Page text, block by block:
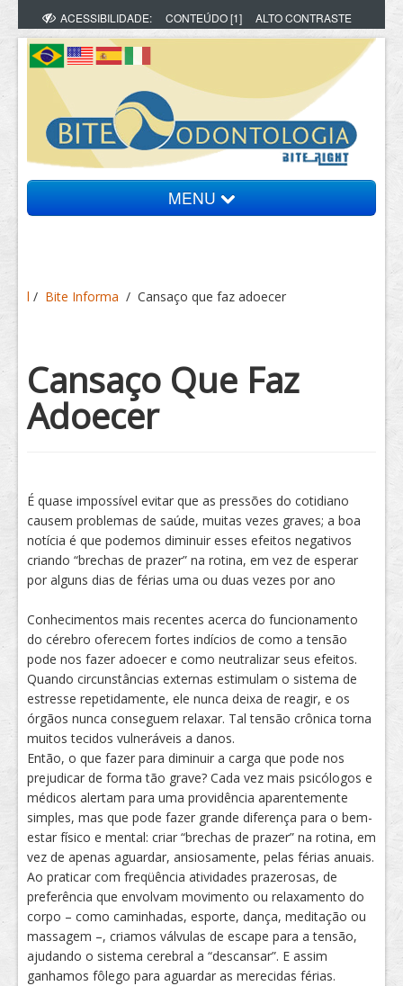
ACESSIBILIDADE: CONTEÚDO [1] ALTO CONTRASTE
MENU
Vídeos
Tratamento
l / Bite Informa / Cansaço que faz adoecer
Cansaço Que Faz
Adoecer
É quase impossível evitar que as pressões do cotidiano
causem problemas de saúde, muitas vezes graves; a boa
notícia é que podemos diminuir esses efeitos negativos
criando “brechas de prazer” na rotina, em vez de esperar
por alguns dias de férias uma ou duas vezes por ano
Conhecimentos mais recentes acerca do funcionamento
do cérebro oferecem fortes indícios de como a tensão
pode nos fazer adoecer e como neutralizar seus efeitos.
Quando circunstâncias externas estimulam o sistema de
estresse repetidamente, ele nunca deixa de reagir, e os
órgãos nunca conseguem relaxar. Tal tensão crônica torna
muitos tecidos vulneráveis a danos.
Então, o que fazer para diminuir a carga que pode nos
prejudicar de forma tão grave? Cada vez mais psicólogos e
médicos alertam para uma providência aparentemente
simples, mas que pode fazer grande diferença para o bem-
estar físico e mental: criar “brechas de prazer” na rotina, em
vez de apenas aguardar, ansiosamente, pelas férias anuais.
Ao praticar com freqüência atividades prazerosas, de
preferência que envolvam movimento ou relaxamento do
corpo – como caminhadas, esporte, dança, meditação ou
massagem –, criamos válvulas de escape para a tensão,
ajudando o sistema cerebral a “descansar”. E assim
ganhamos fôlego para aguardar as merecidas férias.